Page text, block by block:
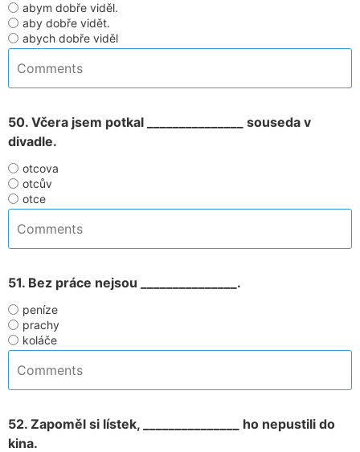
abym dobře viděl.
aby dobře vidět.
abych dobře viděl
50. Včera jsem potkal _______________ souseda v
divadle.
otcova
otcův
otce
51. Bez práce nejsou _______________.
peníze
prachy
koláče
52. Zapoměl si lístek, _______________ ho nepustili do
kina.